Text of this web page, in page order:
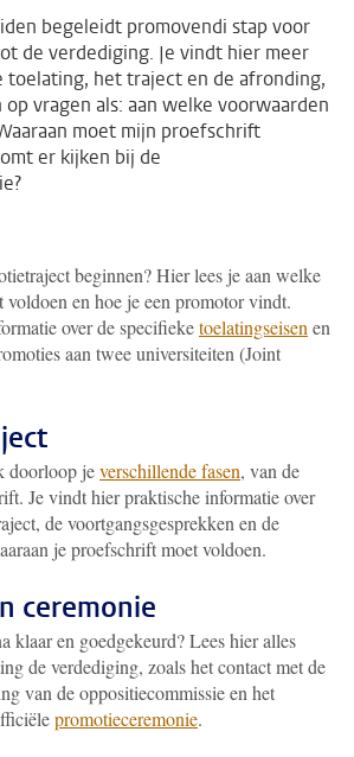
begeleidt promovendi stap voor
de verdediging. Je vindt hier meer
toelating, het traject en de afronding,
vragen als: aan welke voorwaarden
moet mijn proefschrift
er kijken bij de
beginnen? Hier lees je aan welke
voldoen en hoe je een promotor vindt.
over de specifieketoelatingseisen en
aan twee universiteiten (Joint
doorloop jeverschillende fasen, van de
Je vindt hier praktische informatie over
de voortgangsgesprekken en de
je proefschrift moet voldoen.
ceremonie
klaar en goedgekeurd? Lees hier alles
de verdediging, zoals het contact met de
van de oppositiecommissie en het
promotieceremonie.